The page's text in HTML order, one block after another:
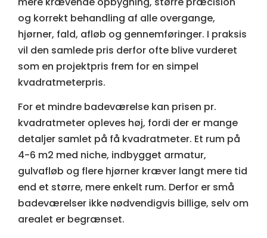
og korrekt behandling af alle overgange,
hjørner, fald, afløb og gennemføringer. I praksis
vil den samlede pris derfor ofte blive vurderet
som en projektpris frem for en simpel
kvadratmeterpris.
For et mindre badeværelse kan prisen pr.
kvadratmeter opleves høj, fordi der er mange
detaljer samlet på få kvadratmeter. Et rum på
4-6 m2 med niche, indbygget armatur,
gulvafløb og flere hjørner kræver langt mere tid
end et større, mere enkelt rum. Derfor er små
badeværelser ikke nødvendigvis billige, selv om
arealet er begrænset.